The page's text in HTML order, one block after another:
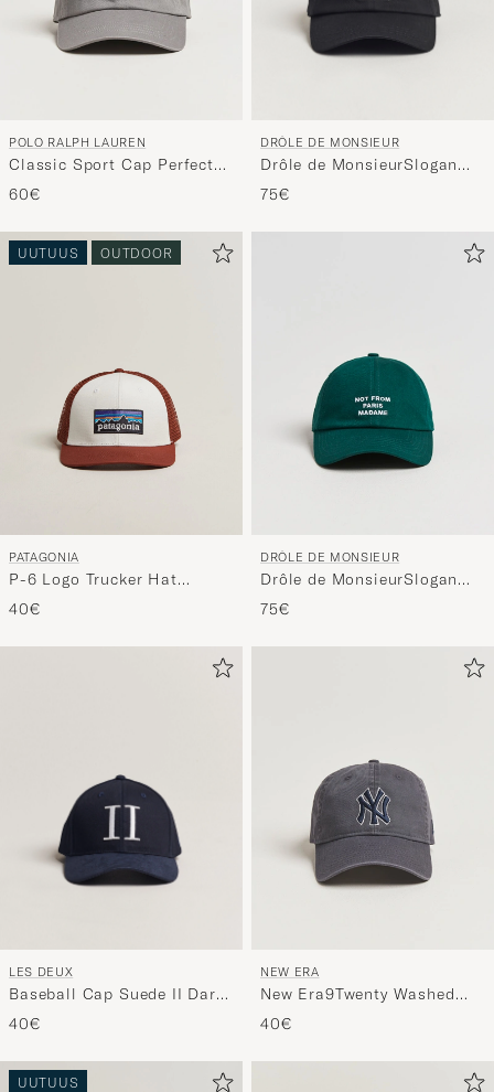
POLO RALPH LAUREN
Classic Sport Cap Perfect
Grey
60€
DRÔLE DE MONSIEUR
Drôle de MonsieurSlogan
BaseballBlack
75€
UUTUUS OUTDOOR
PATAGONIA
P-6 Logo Trucker Hat
White/Red
40€
DRÔLE DE MONSIEUR
Drôle de MonsieurSlogan
BaseballDark Green
75€
LES DEUX
Baseball Cap Suede II Dark
Navy
40€
NEW ERA
New Era9Twenty Washed
Cotton CapGrey New York
Yankees
40€
UUTUUS